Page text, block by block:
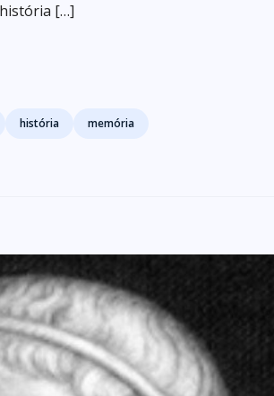
[…]
história memória